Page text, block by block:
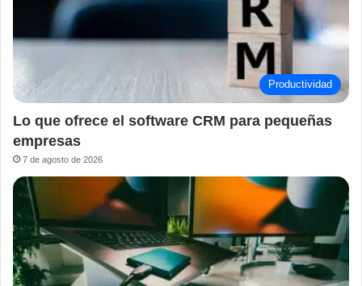
Productividad
Lo que ofrece el software CRM para pequeñas
empresas
7 de agosto de 2026